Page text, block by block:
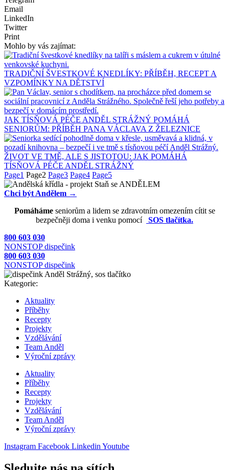
Email
LinkedIn
Twitter
Print
Mohlo by vás zajímat:
TRADIČNÍ ŠVESTKOVÉ KNEDLÍKY: PŘÍBĚH, RECEPT A
VZPOMÍNKY NA DĚTSTVÍ
JAK TÍSŇOVÁ PÉČE ANDĚL STRÁŽNÝ POMÁHÁ
SENIORŮM: PŘÍBĚH PANA VÁCLAVA Z ŽELEZNICE
ŽIVOT VE TMĚ, ALE S JISTOTOU: JAK POMÁHÁ
TÍSŇOVÁ PÉČE ANDĚL STRÁŽNÝ
Page1 Page2 Page3 Page4 Page5
Chci být Andělem →
Pomáhámeseniorům a lidem se zdravotním omezením cítit se
bezpečněji doma i venku pomocí
SOS tlačítka.
800 603 030
NONSTOP dispečink
800 603 030
NONSTOP dispečink
Kategorie:
Aktuality
Příběhy
Recepty
Projekty
Vzdělávání
Team Anděl
Výroční zprávy
Aktuality
Příběhy
Recepty
Projekty
Vzdělávání
Team Anděl
Výroční zprávy
Instagram Facebook Linkedin Youtube